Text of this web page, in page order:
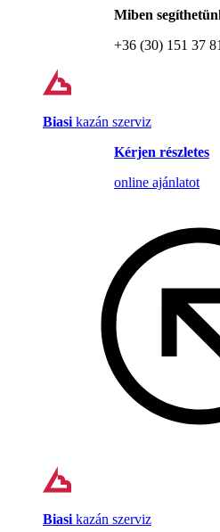
Miben
+36 (30) 151 37 81
Biasi kazán szerviz
Kérjen részletes
online ajánlatot
Biasi kazán szerviz